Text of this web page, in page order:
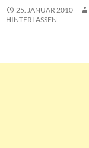
25. JANUAR 2010
HINTERLASSEN